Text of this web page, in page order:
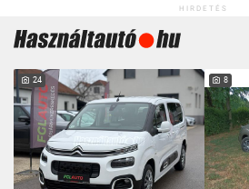
HIRDETÉS
24 8